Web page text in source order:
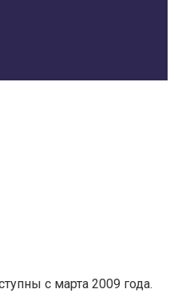
с марта 2009 года.